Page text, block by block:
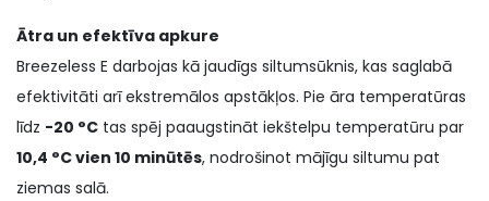
Ātra un efektīva apkure
Breezeless E darbojas kā jaudīgs siltumsūknis, kas saglabā
efektivitāti arī ekstremālos apstākļos. Pie āra temperatūras
līdz -20 °C tas spēj paaugstināt iekštelpu temperatūru par
10,4 °C vien 10 minūtēs, nodrošinot mājīgu siltumu pat
ziemas salā.